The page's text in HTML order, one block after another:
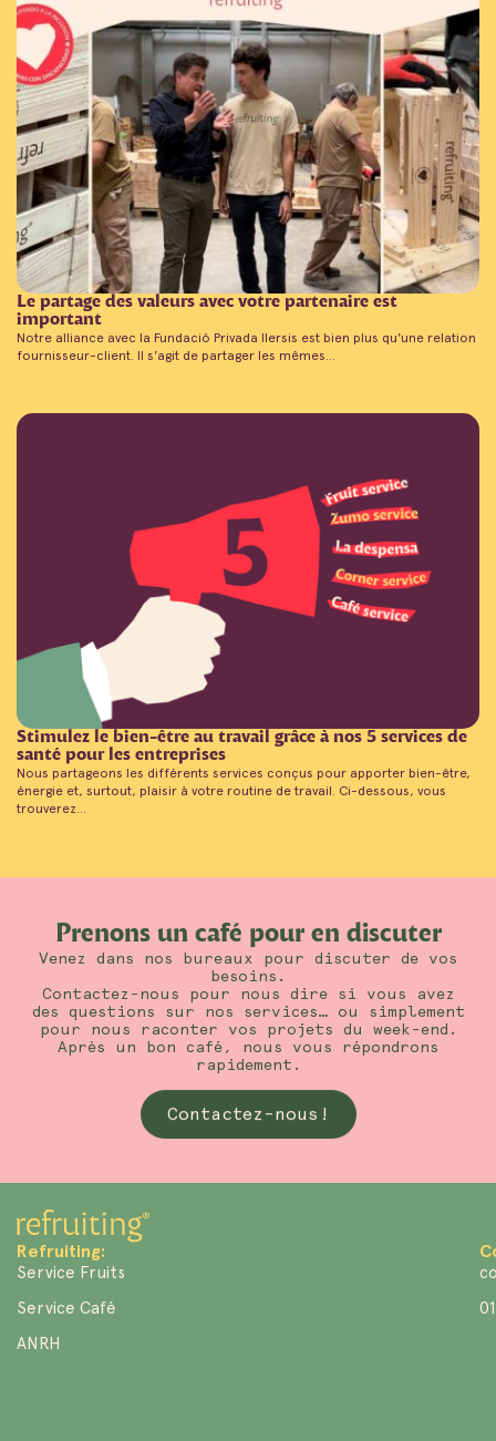
Le partage des valeurs avec votre partenaire est
important
Notre alliance avec la Fundació Privada Ilersis est bien plus qu'une relation
fournisseur-client. Il s'agit de partager les mêmes...
Stimulez le bien-être au travail grâce à nos 5 services de
santé pour les entreprises
Nous partageons les différents services conçus pour apporter bien-être,
énergie et, surtout, plaisir à votre routine de travail. Ci-dessous, vous
trouverez...
Prenons un café pour en discuter
Venez dans nos bureaux pour discuter de vos
besoins.
Contactez-nous pour nous dire si vous avez
des questions sur nos services… ou simplement
pour nous raconter vos projets du week-end.
Après un bon café, nous vous répondrons
rapidement.
Contactez-nous!
Refruiting:
Service Fruits
Service Café
ANRH